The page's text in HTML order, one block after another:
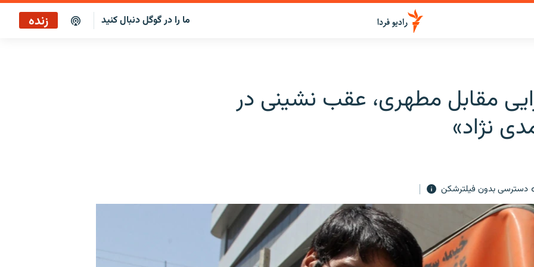
ما را در گوگل دنبال کنید زنده
مقابل مطهری، عقب‌ نشينی در
‌نژاد»
دسترسی بدون فیلترشکن